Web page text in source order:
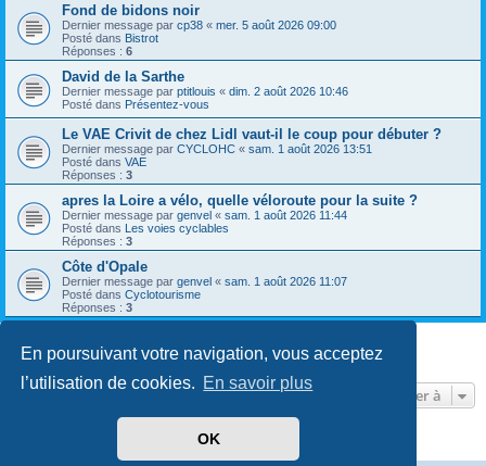
En poursuivant votre navigation, vous acceptez
l’utilisation de cookies. En savoir plus
OK
Fond de bidons noir
Dernier message par cp38 « mer. 5 août 2026 09:00
Posté dans Bistrot
Réponses : 6
David de la Sarthe
Dernier message par ptitlouis « dim. 2 août 2026 10:46
Posté dans Présentez-vous
Le VAE Crivit de chez Lidl vaut-il le coup pour débuter ?
Dernier message par CYCLOHC « sam. 1 août 2026 13:51
Posté dans VAE
Réponses : 3
apres la Loire a vélo, quelle véloroute pour la suite ?
Dernier message par genvel « sam. 1 août 2026 11:44
Posté dans Les voies cyclables
Réponses : 3
Côte d'Opale
Dernier message par genvel « sam. 1 août 2026 11:07
Posté dans Cyclotourisme
Réponses : 3
8 résultats trouvés • Page1sur1
Aller à
phpBB ® Forum Software © phpBB Limited
phpBB-fr.com